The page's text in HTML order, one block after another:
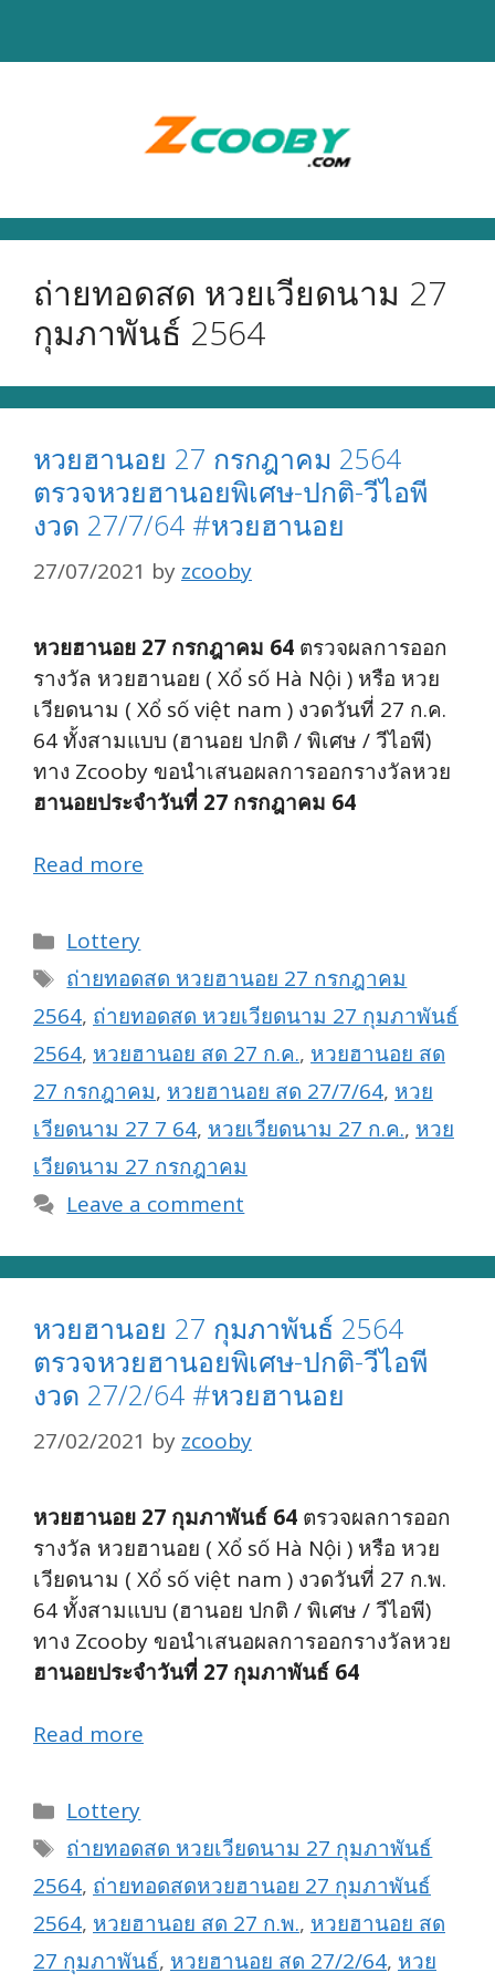
ถ่ายทอดสด หวยเวียดนาม 27
กุมภาพันธ์ 2564
หวยฮานอย 27 กรกฎาคม 2564
ตรวจหวยฮานอยพิเศษ-ปกติ-วีไอพี
งวด 27/7/64 #หวยฮานอย
27/07/2021 by zcooby
หวยฮานอย 27 กรกฎาคม 64 ตรวจผลการออก
รางวัล หวยฮานอย ( Xổ số Hà Nội ) หรือ หวย
เวียดนาม ( Xổ số việt nam ) งวดวันที่ 27 ก.ค.
64 ทั้งสามแบบ (ฮานอย ปกติ / พิเศษ / วีไอพี)
ทาง Zcooby ขอนำเสนอผลการออกรางวัลหวย
ฮานอยประจำวันที่ 27 กรกฎาคม 64
Read more
Categories
Lottery
Tags
ถ่ายทอดสด หวยฮานอย 27 กรกฎาคม
2564, ถ่ายทอดสด หวยเวียดนาม 27 กุมภาพันธ์
2564, หวยฮานอย สด 27 ก.ค., หวยฮานอย สด
27 กรกฎาคม, หวยฮานอย สด 27/7/64, หวย
เวียดนาม 27 7 64, หวยเวียดนาม 27 ก.ค., หวย
เวียดนาม 27 กรกฎาคม
Leave a comment
หวยฮานอย 27 กุมภาพันธ์ 2564
ตรวจหวยฮานอยพิเศษ-ปกติ-วีไอพี
งวด 27/2/64 #หวยฮานอย
27/02/2021 by zcooby
หวยฮานอย 27 กุมภาพันธ์ 64 ตรวจผลการออก
รางวัล หวยฮานอย ( Xổ số Hà Nội ) หรือ หวย
เวียดนาม ( Xổ số việt nam ) งวดวันที่ 27 ก.พ.
64 ทั้งสามแบบ (ฮานอย ปกติ / พิเศษ / วีไอพี)
ทาง Zcooby ขอนำเสนอผลการออกรางวัลหวย
ฮานอยประจำวันที่ 27 กุมภาพันธ์ 64
Read more
Categories
Lottery
Tags
ถ่ายทอดสด หวยเวียดนาม 27 กุมภาพันธ์
2564, ถ่ายทอดสดหวยฮานอย 27 กุมภาพันธ์
2564, หวยฮานอย สด 27 ก.พ., หวยฮานอย สด
27 กุมภาพันธ์, หวยฮานอย สด 27/2/64, หวย